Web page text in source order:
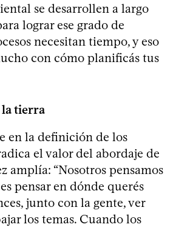
se desarrollen a largo
lograr ese grado de
necesitan tiempo, y eso
con cómo planificás tus
la tierra
en la definición de los
el valor del abordaje de
amplía: “Nosotros pensamos
pensar en dónde querés
junto con la gente, ver
los temas. Cuando los